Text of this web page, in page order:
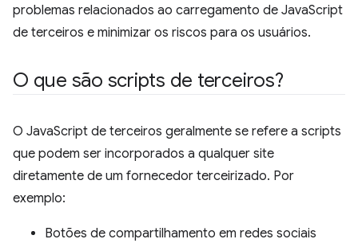
problemas relacionados ao carregamento de JavaScript
de terceiros e minimizar os riscos para os usuários.
O que são scripts de terceiros?
O JavaScript de terceiros geralmente se refere a scripts
que podem ser incorporados a qualquer site
diretamente de um fornecedor terceirizado. Por
exemplo:
Botões de compartilhamento em redes sociais